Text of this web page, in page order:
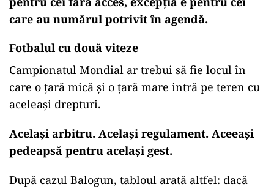
care au numărul potrivit în agendă.
Fotbalul cu două viteze
Campionatul Mondial ar trebui să fie locul în
care o țară mică și o țară mare intră pe teren cu
aceleași drepturi.
Același arbitru. Același regulament. Aceeași
pedeapsă pentru același gest.
După cazul Balogun, tabloul arată altfel: dacă